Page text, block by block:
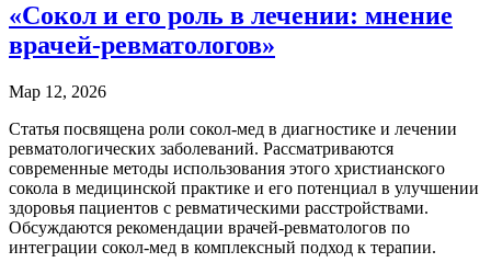
«Сокол и его роль в лечении: мнение
врачей-ревматологов»
Мар 12, 2026
Статья посвящена роли сокол-мед в диагностике и лечении
ревматологических заболеваний. Рассматриваются
современные методы использования этого христианского
сокола в медицинской практике и его потенциал в улучшении
здоровья пациентов с ревматическими расстройствами.
Обсуждаются рекомендации врачей-ревматологов по
интеграции сокол-мед в комплексный подход к терапии.